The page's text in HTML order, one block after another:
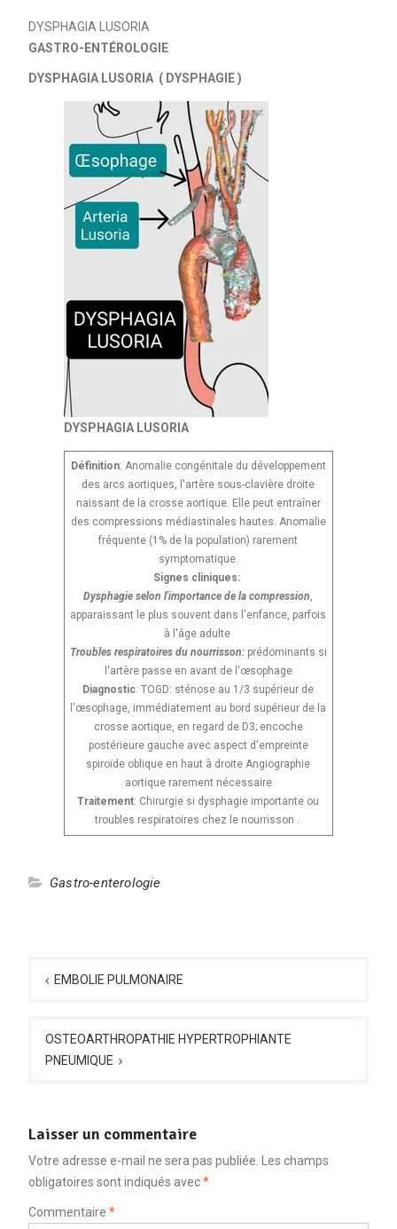
DYSPHAGIA LUSORIA
GASTRO-ENTÉROLOGIE
DYSPHAGIA LUSORIA ( DYSPHAGIE )
DYSPHAGIA LUSORIA
Définition: Anomalie congénitale du développement
des arcs aortiques, l'artère sous-clavière droite
naissant de la crosse aortique. Elle peut entraîner
des compressions médiastinales hautes. Anomalie
fréquente (1% de la population) rarement
symptomatique.
Signes cliniques:
Dysphagie selon l'importance de la compression
apparaissant le plus souvent dans l'enfance, parfois
à l'âge adulte
Troubles respiratoires du nourrisson: prédominants si
l'artère passe en avant de l'œsophage
Diagnostic: TOGD: sténose au 1/3 supérieur de
l'œsophage, immédiatement au bord supérieur de la
crosse aortique, en regard de D3; encoche
postérieure gauche avec aspect d'empreinte
spiroïde oblique en haut à droite Angiographie
aortique rarement nécessaire
Traitement: Chirurgie si dysphagie importante ou
troubles respiratoires chez le nourrisson .
Gastro-enterologie
de EMBOLIE PULMONAIRE
OSTEOARTHROPATHIE HYPERTROPHIANTE
PNEUMIQUE
Laisser un commentaire
Votre adresse e-mail ne sera pas publiée.
Les champs
obligatoires sont indiqués avec*
Commentaire *